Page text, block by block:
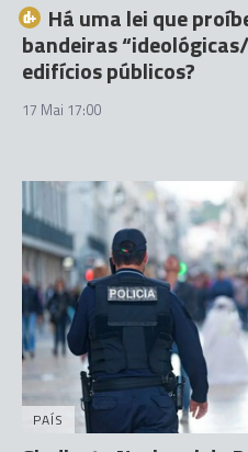
Há uma lei que
bandeiras
edifícios públicos?
17 Mai 17:00
PAÍS